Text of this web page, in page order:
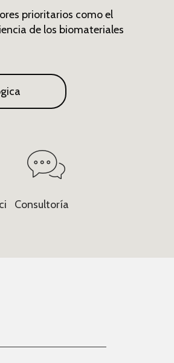
prioritarios como el
de los biomateriales
Consultoría